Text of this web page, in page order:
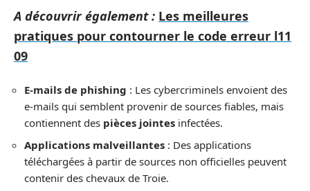
A découvrir également : Les meilleures
pratiques pour contourner le code erreur l11
09
E-mails de phishing : Les cybercriminels envoient des
e-mails qui semblent provenir de sources fiables, mais
contiennent des pièces jointes infectées.
Applications malveillantes : Des applications
téléchargées à partir de sources non officielles peuvent
contenir des chevaux de Troie.